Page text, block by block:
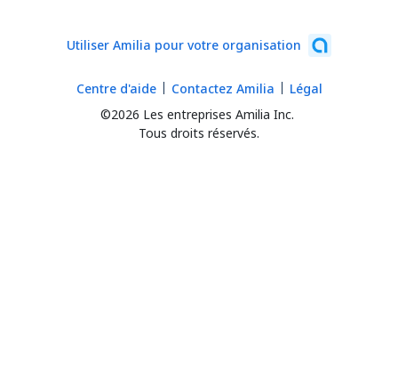
Utiliser Amilia pour votre organisation
©2026 Les entreprises Amilia Inc.
Tous droits réservés.
Centre d'aide Contactez Amilia Légal